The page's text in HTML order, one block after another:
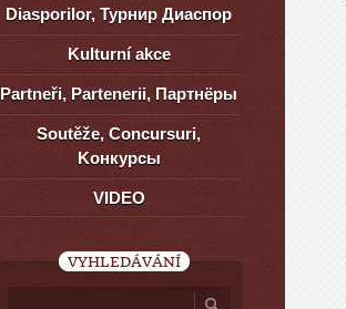
Diasporilor, Турнир Диаспор
Kulturní akce
Partneři, Partenerii, Партнёры
Soutěže, Concursuri,
Kонкурсы
VIDEO
VYHLEDÁVÁNÍ